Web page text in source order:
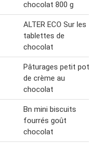
chocolat 800 g
ALTER ECO Sur les
tablettes de
chocolat
Pâturages petit pot
de crème au
chocolat
Bn mini biscuits
fourrés goût
chocolat